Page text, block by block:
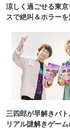
涼しく過ごせる東京
スで絶叫＆ホラーを
三四郎が早解きバト
リアル謎解きゲー